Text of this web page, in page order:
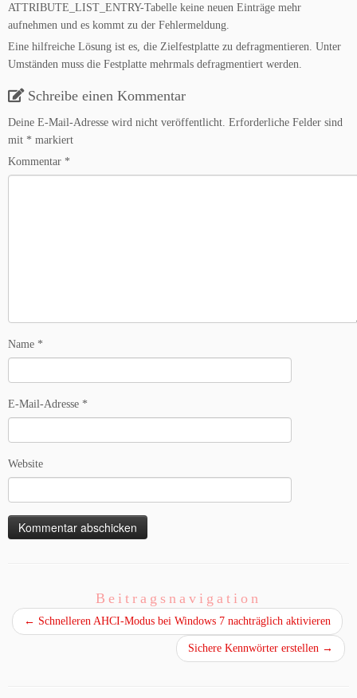
ATTRIBUTE_LIST_ENTRY-Tabelle keine neuen Einträge mehr
aufnehmen und es kommt zu der Fehlermeldung.
Eine hilfreiche Lösung ist es, die Zielfestplatte zu defragmentieren. Unter
Umständen muss die Festplatte mehrmals defragmentiert werden.
Schreibe einen Kommentar
Deine E-Mail-Adresse wird nicht veröffentlicht. Erforderliche Felder sind
mit * markiert
Kommentar *
Name *
E-Mail-Adresse *
Website
Beitragsnavigation
← Schnelleren AHCI-Modus bei Windows 7 nachträglich aktivieren
Sichere Kennwörter erstellen →